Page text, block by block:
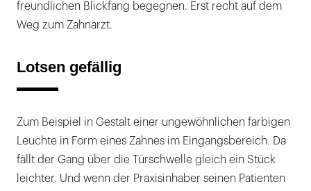
freundlichen Blickfang begegnen. Erst recht auf dem
Weg zum Zahnarzt.
Lotsen gefällig
Zum Beispiel in Gestalt einer ungewöhnlichen farbigen
Leuchte in Form eines Zahnes im Eingangsbereich. Da
fällt der Gang über die Türschwelle gleich ein Stück
leichter. Und wenn der Praxisinhaber seinen Patienten